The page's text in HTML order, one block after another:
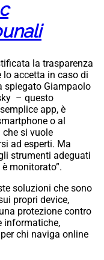
la trasparenza
lo accetta in caso di
spiegato Giampaolo
– questo
app, è
o al
si vuole
ad esperti. Ma
strumenti adeguati
monitorato”.
soluzioni che sono
propri device,
protezione contro
informatiche,
chi naviga online